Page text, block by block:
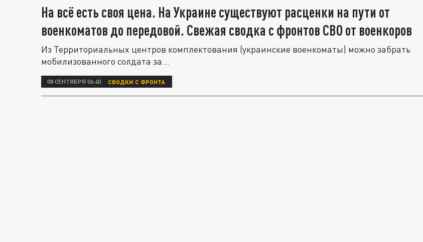
На всё есть своя цена. На Украине существуют расценки на пути от
военкоматов до передовой. Свежая сводка с фронтов СВО от военкоров
Из Территориальных центров комплектования (украинские военкоматы) можно забрать
мобилизованного солдата за...
08 СЕНТЯБРЯ 06:40 СВОДКИ С ФРОНТА